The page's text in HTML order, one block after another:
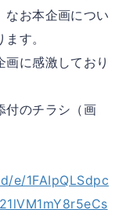
なお本企画につい
す。
に感激しており
付のチラシ（画
e/1FAIpQLSdpc